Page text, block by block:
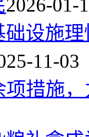
2026-01-
础设施
11-03
项措施